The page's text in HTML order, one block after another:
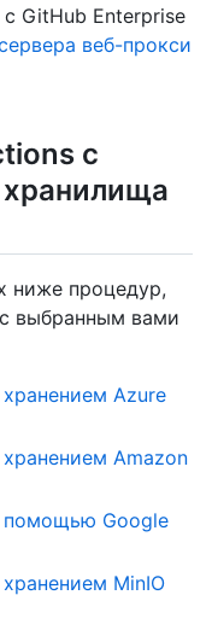
GitHub Enterprise
веб-прокси
с
ниже процедур,
выбранным вами
Azure
Amazon
помощью Google
MinIO